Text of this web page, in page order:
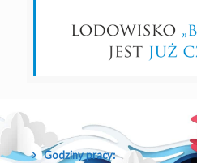
Godziny pracy: